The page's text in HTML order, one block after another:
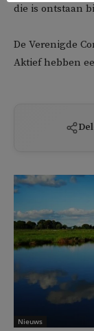
die is ontstaan
De Verenigde
Aktief hebben
Nieuws